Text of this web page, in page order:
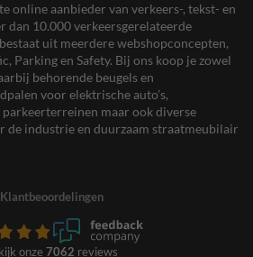
online aanbieder van verkeers-, tekst- en
dan 10.000 verkeersgerelateerde
uit meerdere webshopconcepten,
Parking en Safety. Bij ons koop je zowel
behorende beugels en
voor elektrische auto’s,
maar ook diverse
de industrie en duurzaam straatmeubilair
Klantbeoordelingen
onze 7062 reviews